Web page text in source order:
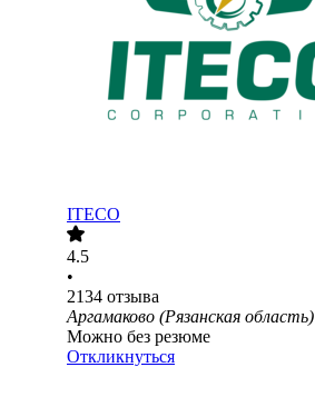
ITECO
4.5
•
2134 отзыва
Аргамаково (Рязанская область)
Можно без резюме
Откликнуться